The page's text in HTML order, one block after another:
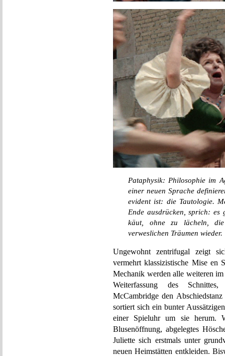
Pataphysik: Philosophie im
einer neuen Sprache
evident ist: die Tautologie.
Ende ausdrücken, sprich:
käut, ohne zu lächeln,
verweslichen Träumen wieder.
Ungewohnt zentrifugal zeigt
vermehrt klassizistische Mise en
Mechanik werden alle weiteren
Weiterfassung des
McCambridge den
sortiert sich ein bunter
einer Spieluhr um sie herum.
Blusenöffnung, abgelegtes
Juliette sich erstmals unter
neuen Heimstätten entkleiden.